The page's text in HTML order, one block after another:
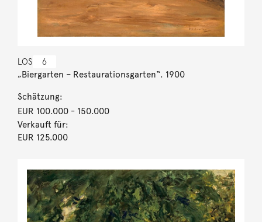
LOS 6
„Biergarten – Restaurationsgarten“. 1900
Schätzung:
EUR 100.000- 150.000
Verkauft für:
EUR 125.000